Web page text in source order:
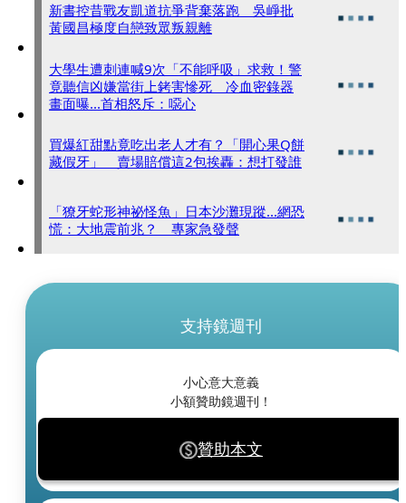
新書控昔戰友凱道抗爭背棄落跑 吳崢批
黃國昌極度自戀致眾叛親離
大學生遭刺連喊9次「不能呼吸」求救！警
竟聽信凶嫌當街上銬害慘死 冷血密錄器
畫面曝...首相怒斥：噁心
買爆紅甜點竟吃出老人才有？「開心果Q餅
藏假牙」 賣場賠償這2包挨轟：想打發誰
「獠牙蛇形神祕怪魚」日本沙灘現蹤...網恐
慌：大地震前兆？ 專家急發聲
支持鏡週刊
小心意大意義
小額贊助鏡週刊！
贊助本文